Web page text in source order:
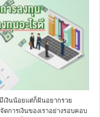
เงินน้อยแต่ก็ฝันอยากรวย
การเงินของเราอย่างรอบคอบ